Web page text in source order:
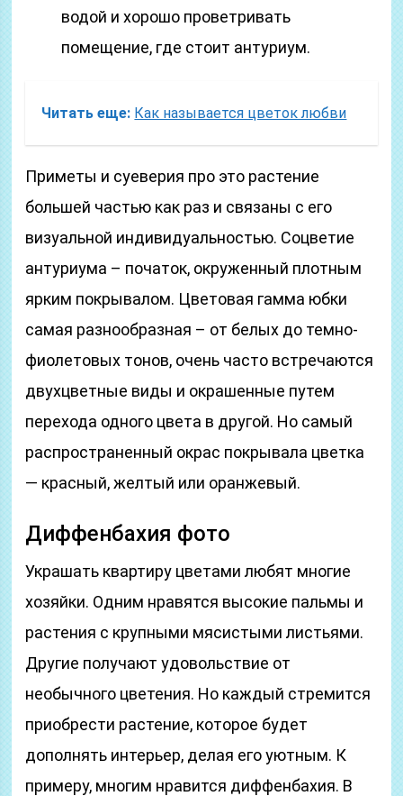
водой и хорошо проветривать
помещение, где стоит антуриум.
Читать еще: Как называется цветок любви
Приметы и суеверия про это растение
большей частью как раз и связаны с его
визуальной индивидуальностью. Соцветие
антуриума – початок, окруженный плотным
ярким покрывалом. Цветовая гамма юбки
самая разнообразная – от белых до темно-
фиолетовых тонов, очень часто встречаются
двухцветные виды и окрашенные путем
перехода одного цвета в другой. Но самый
распространенный окрас покрывала цветка
— красный, желтый или оранжевый.
Диффенбахия фото
Украшать квартиру цветами любят многие
хозяйки. Одним нравятся высокие пальмы и
растения с крупными мясистыми листьями.
Другие получают удовольствие от
необычного цветения. Но каждый стремится
приобрести растение, которое будет
дополнять интерьер, делая его уютным. К
примеру, многим нравится диффенбахия. В